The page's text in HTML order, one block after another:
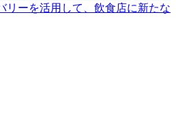
リーを活用して、飲食店に新たな